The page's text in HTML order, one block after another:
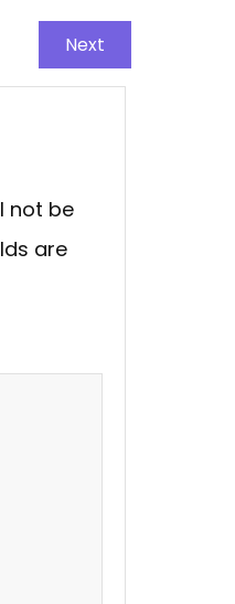
Next
not be
are